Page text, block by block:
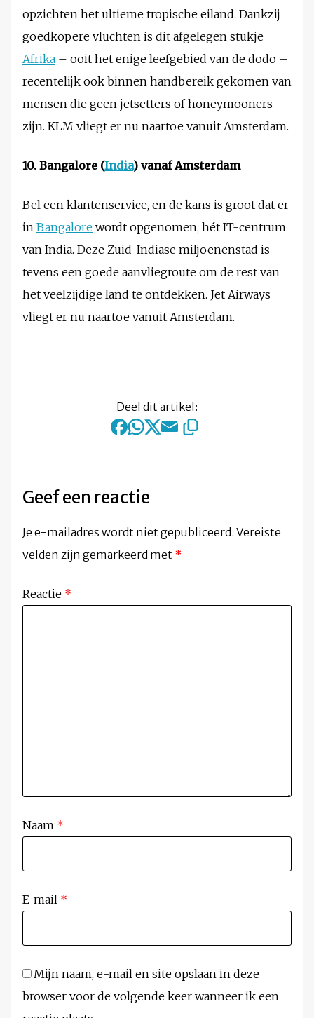
opzichten het ultieme tropische eiland. Dankzij
goedkopere vluchten is dit afgelegen stukje
Afrika – ooit het enige leefgebied van de dodo –
recentelijk ook binnen handbereik gekomen van
mensen die geen jetsetters of honeymooners
zijn. KLM vliegt er nu naartoe vanuit Amsterdam.
10. Bangalore (India) vanaf Amsterdam
Bel een klantenservice, en de kans is groot dat er
in Bangalore wordt opgenomen, hét IT-centrum
van India. Deze Zuid-Indiase miljoenenstad is
tevens een goede aanvliegroute om de rest van
het veelzijdige land te ontdekken. Jet Airways
vliegt er nu naartoe vanuit Amsterdam.
Deel dit artikel:
Geef een reactie
Je e-mailadres wordt niet gepubliceerd. Vereiste
velden zijn gemarkeerd met *
Reactie *
Naam *
E-mail *
Mijn naam, e-mail en site opslaan in deze
browser voor de volgende keer wanneer ik een